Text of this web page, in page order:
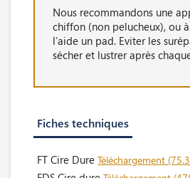
Nous recommandons une
chiffon (non pelucheux), ou
l'aide un pad. Eviter les
sécher et lustrer après
Fiches techniques
FT Cire Dure Téléchargement